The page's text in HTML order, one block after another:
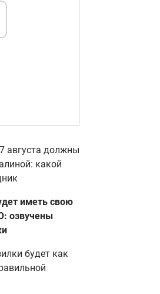
августа должны
какой
иметь свою
озвучены
будет как